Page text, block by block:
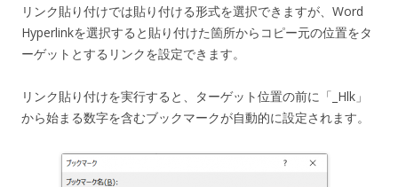
リンク貼り付けでは貼り付ける形式を選択できますが、Word
Hyperlinkを選択すると貼り付けた箇所からコピー元の位置をタ
ーゲットとするリンクを設定できます。
リンク貼り付けを実行すると、ターゲット位置の前に「_Hlk」
から始まる数字を含むブックマークが自動的に設定されます。